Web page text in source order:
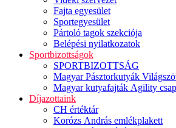
Fajta egyesület
Sportegyesület
Pártoló tagok szekciója
Belépési nyilatkozatok
Sportbizottságok
SPORTBIZOTTSÁG
Magyar Pásztorkutyák
Magyar kutyafajták Agility
Díjazottaink
CH értéktár
Korózs András emlékplakett